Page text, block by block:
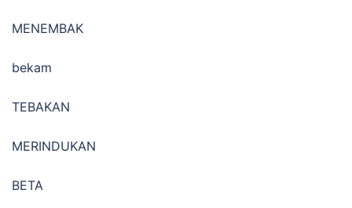
MENEMBAK
bekam
TEBAKAN
MERINDUKAN
BETA